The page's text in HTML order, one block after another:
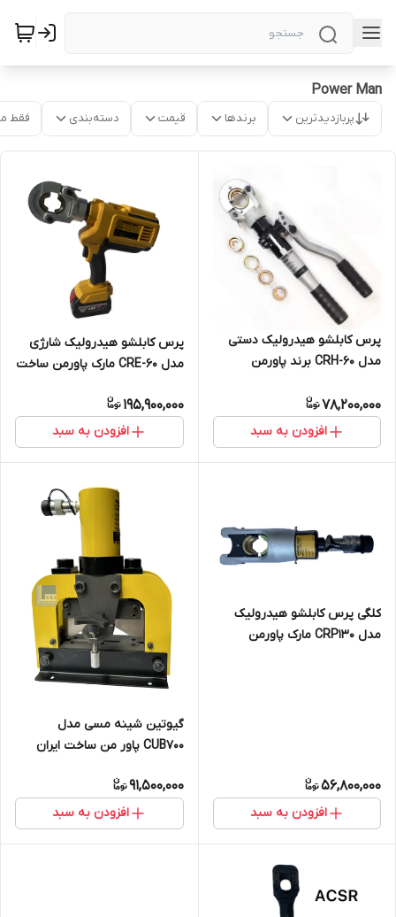
Power Man
پربازدیدترین برندها قیمت دسته‌بندی فقط
پرس کابلشو هیدرولیک دستی
مدل CRH-60 برند پاورمن
78,200,000
افزودن به سبد
پرس کابلشو هیدرولیک شارژی
مدل CRE-60 مارک پاورمن ساخت
195,900,000
افزودن به سبد
کلگی پرس کابلشو هیدرولیک
مدل CRP130 مارک پاورمن
56,800,000
افزودن به سبد
گیوتین شینه مسی مدل
CUB700 پاور من ساخت ایران
91,500,000
افزودن به سبد